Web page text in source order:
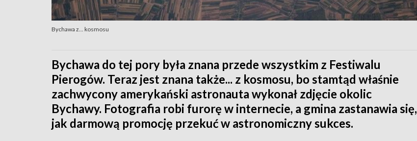
Bychawa z... kosmosu
Bychawa do tej pory była znana przede wszystkim z Festiwalu
Pierogów. Teraz jest znana także... z kosmosu, bo stamtąd właśnie
zachwycony amerykański astronauta wykonał zdjęcie okolic
Bychawy. Fotografia robi furorę w internecie, a gmina zastanawia się,
jak darmową promocję przekuć w astronomiczny sukces.